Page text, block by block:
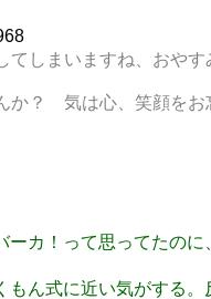
しまいますね、おや
？ 気は心、笑顔を
カ！って思ってたの
ん式に近い気がする